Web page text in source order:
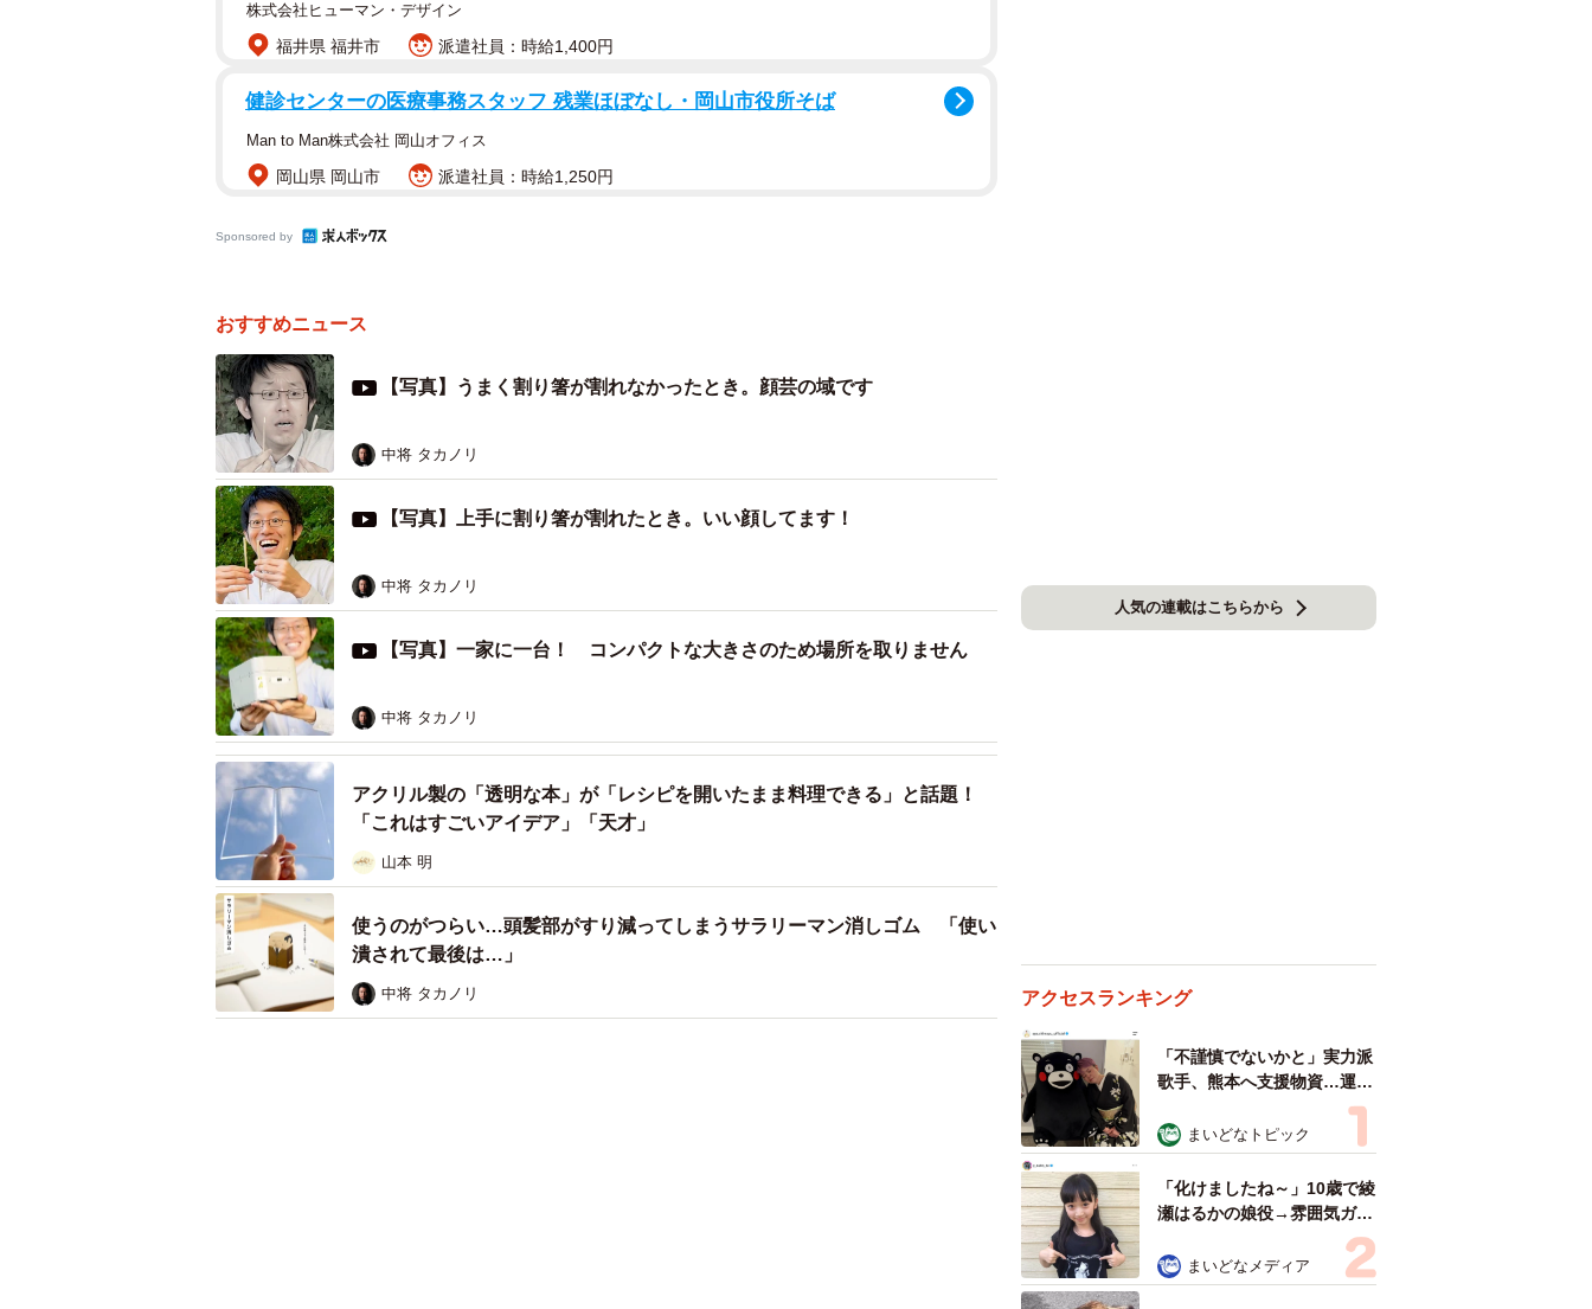
これが手を使わずに綺麗に割り箸を割ることのできる「全自動割り箸割り機」が話題に（カズヤシバタさん提
がSNS上
で大きな注目を集めている。
明家の
カズヤシバタ
— カズヤシバタ(KAZUYA SHIBATA) (@seevua) October 28, 2022
割り箸を手で割ろうとしてささくれだったり、いびつな割れ方になってしまったという体験
のある人は多いと思う。その点、この全自動割り箸割り機を使えば、いつでも誰でも綺麗に
真っ二つに割り箸を割ることができる。ただし3分かかってしまうのだが…。
カズヤシバタさんのこの発明に対し、SNSユーザー達からは
「便利だなー！俺の姉はたこ焼き半分にしようとしたら箸が半分に割れます。」
「待ってる間に優雅な音楽とか流したら、優雅な気持ちを高めてご飯に望めそうですね。」
「ドンキで売ってたら1000円くらいまでなら出せそう！自分は上手く割れない派なので、使
う時イラッとしたりする時あるし、そういう時は楽しい食事に水を差す感じだから助かるか
も！笑顔を守りたい！」
「カップ麺にちょうどいい…て書きに来たらみんな書いてたw」
など数々の絶賛の声が寄せられている。
シバタさんにお話をうかがってみた。
株式会社ヒューマン・デザイン
福井県 福井市 派遣社員：時給1,400円
健診センターの医療事務スタッフ 残業ほぼなし・岡山市役所そば
Man to Man株式会社 岡山オフィス
岡山県 岡山市 派遣社員：時給1,250円
Sponsored by
おすすめニュース
【写真】うまく割り箸が割れなかったとき。顔芸の域です
中将 タカノリ
【写真】上手に割り箸が割れたとき。いい顔してます！
中将 タカノリ
【写真】一家に一台！ コンパクトな大きさのため場所を取りません
中将 タカノリ
アクリル製の「透明な本」が「レシピを開いたまま料理できる」と話題！
「これはすごいアイデア」「天才」
山本 明
使うのがつらい…頭髪部がすり減ってしまうサラリーマン消しゴム 「使い
潰されて最後は…」
中将 タカノリ
人気の連載はこちらから
アクセスランキング
「不謹慎でないかと」実力派
歌手、熊本へ支援物資…運搬
トラックの車体デザインにた
めらい 「痛いほど伝わる」
「行動され立派」
まいどなトピック
「化けましたね～」10歳で綾
瀬はるかの娘役→雰囲気ガラ
リの18歳に成長 「メイクで
雰囲気が」「宝塚に入れそ
う」
まいどなメディア